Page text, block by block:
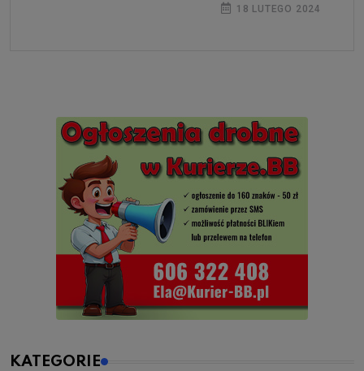
18 LUTEGO 2024
KATEGORIE